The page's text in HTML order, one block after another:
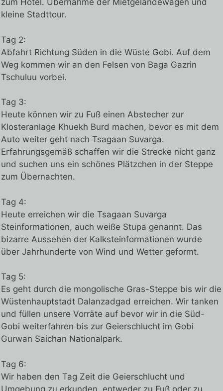
zum Hotel. Übernahme der Mietgeländewagen und
kleine Stadttour.
Tag 2:
Abfahrt Richtung Süden in die Wüste Gobi. Auf dem
Weg kommen wir an den Felsen von Baga Gazrin
Tschuluu vorbei.
Tag 3:
Heute können wir zu Fuß einen Abstecher zur
Klosteranlage Khuekh Burd machen, bevor es mit dem
Auto weiter geht nach Tsagaan Suvarga.
Erfahrungsgemäß schaffen wir die Strecke nicht ganz
und suchen uns ein schönes Plätzchen in der Steppe
zum Übernachten.
Tag 4:
Heute erreichen wir die Tsagaan Suvarga
Steinformationen, auch weiße Stupa genannt. Das
bizarre Aussehen der Kalksteinformationen wurde
über Jahrhunderte von Wind und Wetter geformt.
Tag 5:
Es geht durch die mongolische Gras-Steppe bis wir die
Wüstenhauptstadt Dalanzadgad erreichen. Wir tanken
und füllen unsere Vorräte auf bevor wir in die Süd-
Gobi weiterfahren bis zur Geierschlucht im Gobi
Gurwan Saichan Nationalpark.
Tag 6:
Wir haben den Tag Zeit die Geierschlucht und
Umgebung zu erkunden, entweder zu Fuß oder zu